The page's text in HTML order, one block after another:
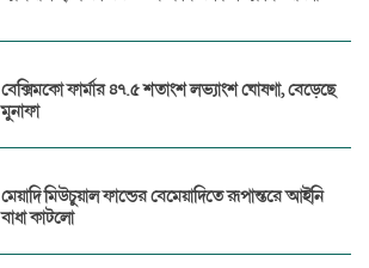
বেক্সিমকো ফার্মার ৪৭.৫ শতাংশ লভ্যাংশ ঘোষণা, বেড়েছে
মুনাফা
মেয়াদি মিউচুয়াল ফান্ডের বেমেয়াদিতে রূপান্তরে আইনি
বাধা কাটলো